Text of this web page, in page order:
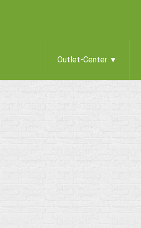
Outlet-Center ▼